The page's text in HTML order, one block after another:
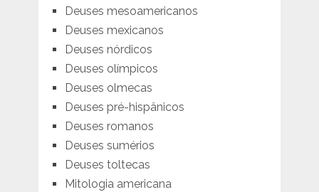
Deuses mesoamericanos
Deuses mexicanos
Deuses nórdicos
Deuses olímpicos
Deuses olmecas
Deuses pré-hispânicos
Deuses romanos
Deuses sumérios
Deuses toltecas
Mitologia americana